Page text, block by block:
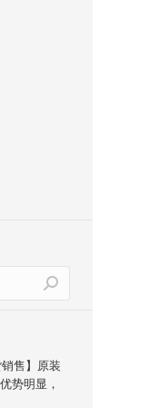
销售】原装
势明显，